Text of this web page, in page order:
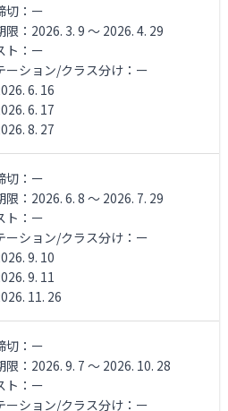
切：ー
限：2026. 3. 9 ～ 2026. 4. 29
ト：ー
ーション/クラス分け：ー
6. 16
6. 17
8. 27
切：ー
限：2026. 6. 8 ～ 2026. 7. 29
ト：ー
ーション/クラス分け：ー
9. 10
9. 11
11. 26
切：ー
限：2026. 9. 7 ～ 2026. 10. 28
ト：ー
ーション/クラス分け：ー